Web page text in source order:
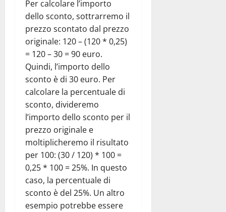
Per calcolare l’importo
dello sconto, sottrarremo il
prezzo scontato dal prezzo
originale: 120 – (120 * 0,25)
= 120 – 30 = 90 euro.
Quindi, l’importo dello
sconto è di 30 euro. Per
calcolare la percentuale di
sconto, divideremo
l’importo dello sconto per il
prezzo originale e
moltiplicheremo il risultato
per 100: (30 / 120) * 100 =
0,25 * 100 = 25%. In questo
caso, la percentuale di
sconto è del 25%. Un altro
esempio potrebbe essere